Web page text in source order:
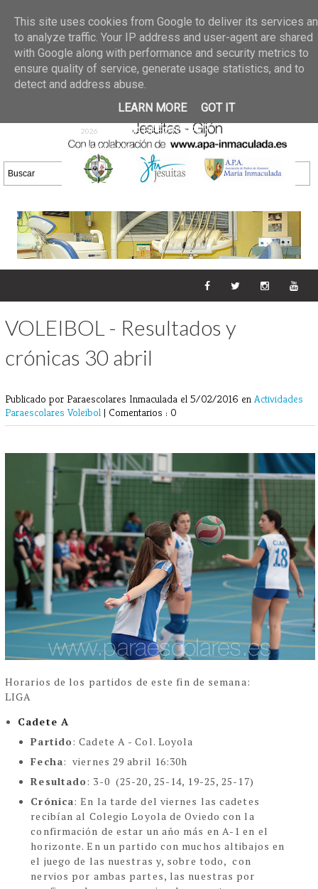
02 jun 2026
GALERIA DE FOTOS
30/05/2026
25 may 2026
GALERIA
DE FOTOS 23/05/2026
20 may
2026
GALERIA DE FOTOS
16/05/2026
DE FOTOS 09/05/2026
28 abr
2026
GALERIA DE FOTOS 25 Y
26/04/2026
VOLEIBOL - Resultados y
crónicas 30 abril
Publicado por Paraescolares Inmaculada el 5/02/2016 en Actividades
Paraescolares Voleibol | Comentarios : 0
Horarios de los partidos de este fin de semana:
LIGA
Cadete A
Partido: Cadete A - Col. Loyola
Fecha: viernes 29 abril 16:30h
Resultado: 3-0 (25-20, 25-14, 19-25, 25-17)
Crónica: En la tarde del viernes las cadetes
recibían al Colegio Loyola de Oviedo con la
confirmación de estar un año más en A-1 en el
horizonte. En un partido con muchos altibajos en
el juego de las nuestras y, sobre todo, con
nervios por ambas partes, las nuestras por
This site uses cookies from Google to deliver its services
to analyze traffic. Your IP address and user-agent are shared
with Google along with performance and security metrics to
ensure quality of service, generate usage statistics, and to
detect and address abuse.
LEARN MORE
GOT IT